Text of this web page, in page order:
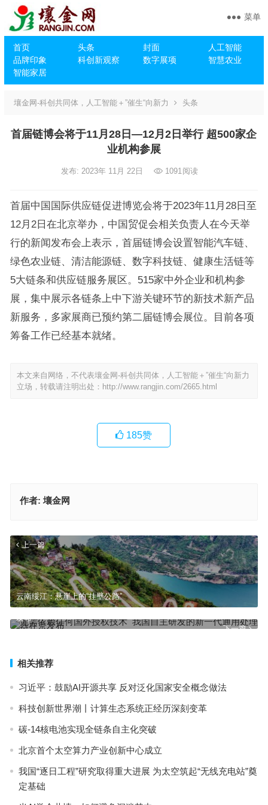
首页 头条 封面
人工智能
品牌印象
科创新观察 数字展项
智慧农业
智能家居
菜单
壤金网-科创共同体，人工智能＋”催生“向新力 头条
首届链博会将于11月28日—12月2日举行 超500家企
业机构参展
发布: 2023年 11月 22日 1091阅读
首届中国国际供应链促进博览会将于2023年11月28日至
12月2日在北京举办，中国贸促会相关负责人在今天举
行的新闻发布会上表示，首届链博会设置智能汽车链、
绿色农业链、清洁能源链、数字科技链、健康生活链等
5大链条和供应链服务展区。515家中外企业和机构参
展，集中展示各链条上中下游关键环节的新技术新产品
新服务，多家展商已预约第二届链博会展位。目前各项
筹备工作已经基本就绪。
本文来自网络，不代表壤金网-科创共同体，人工智能＋”催生“向新力
立场，转载请注明出处： http://www.rangjin.com/2665.html
185赞
作者: 壤金网
上一篇
云南绥江：悬崖上的“挂壁公路”
下一篇
无需依赖任何国外授权技术 我国自主研发的新一代通用处理器在京
发布
相关推荐
习近平：鼓励AI开源共享 反对泛化国家安全概念做法
科技创新世界潮丨计算生态系统正经历深刻变革
碳-14核电池实现全链条自主化突破
北京首个太空算力产业创新中心成立
我国“逐日工程”研究取得重大进展 为太空筑起“无线充电站”奠
定基础